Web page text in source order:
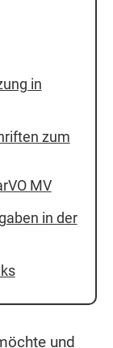
in
zum
MV
in der
und